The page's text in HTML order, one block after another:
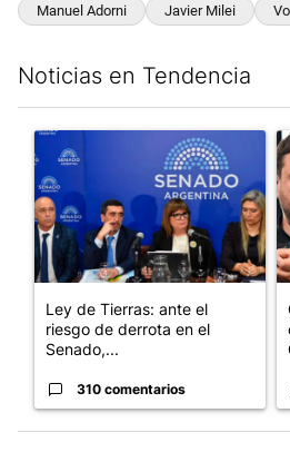
Manuel Adorni Javier Milei
Noticias en Tendencia
Un artículo de tendencia con el
Ley de Tierras: ante el
riesgo de derrota en el
Senado,...
310 comentarios